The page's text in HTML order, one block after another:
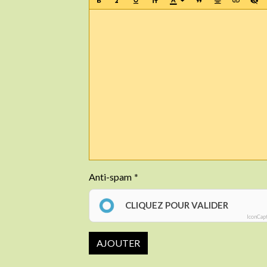
Anti-spam
CLIQUEZ POUR VALIDER
AJOUTER